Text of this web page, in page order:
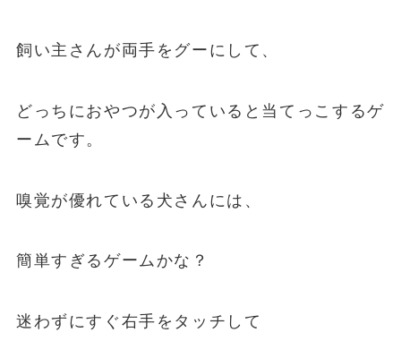
飼い主さんが両手をグーにして、
どっちにおやつが入っていると当てっこするゲ
ームです。
嗅覚が優れている犬さんには、
簡単すぎるゲームかな？
迷わずにすぐ右手をタッチして